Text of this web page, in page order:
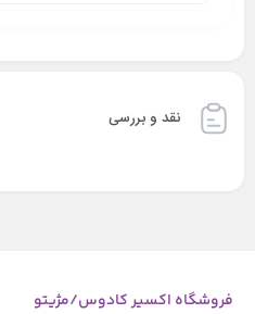
نقد و بررسی
فروشگاه اکسیر کادوس/مژیتو